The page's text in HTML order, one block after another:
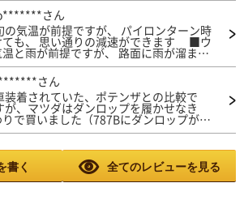
さん
気温が前提ですが、 パイロンターン時
も、 思い通りの減速ができます ■ウ
と雨が前提ですが、 路面に雨が溜まる
h）でも、ウエット時の運転をすれば
揮してくれます ■高速性能：特
気になりません ■燃費性能：ヨ
さん
装着されていた、ポテンザとの比較で
、マツダはダンロップを履かせなき
で買いました（787Bにダンロップが装
。 クルマは、フロントにオートエグゼ
見つかり、約2万キロ走行で溝はまだ充
、念の為に交換。 マツダディーラーで作
て最初の感想は、ロードノイズが大きくな
今も印象変わらず。 田舎なので、峠道も
書く 全てのレビューを見る